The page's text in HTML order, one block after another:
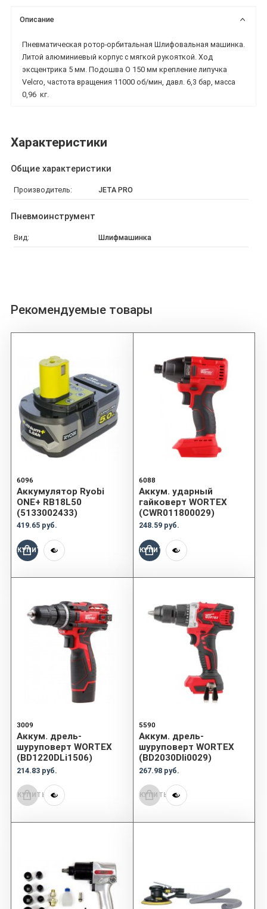
Описание
Пневматическая ротор-орбитальная Шлифовальная машинка.
Литой алюминиевый корпус с мягкой рукояткой. Ход
эксцентрика 5 мм. Подошва O 150 мм крепление липучка
Velcro, частота вращения 11000 об/мин, давл. 6,3 бар, масса
0,96 кг.
Характеристики
Общие характеристики
Производитель: JETA PRO
Пневмоинструмент
Вид: Шлифмашинка
Рекомендуемые товары
6096
Аккумулятор Ryobi
ONE+ RB18L50
(5133002433)
419.65 руб.
КУПИТЬ
6088
Аккум. ударный
гайковерт WORTEX
(CWR011800029)
248.59 руб.
КУПИТЬ
3009
Аккум. дрель-
шуруповерт WORTEX
(BD1220DLi1506)
214.83 руб.
КУПИТЬ
5590
Аккум. дрель-
шуруповерт WORTEX
(BD2030Dli0029)
267.98 руб.
КУПИТЬ